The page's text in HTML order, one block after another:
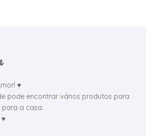
♥
pode encontrar vários produtos para
para a casa.
♥